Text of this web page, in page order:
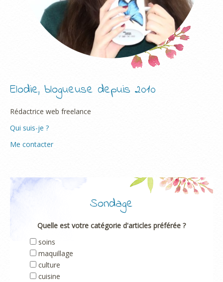
Elodie, blogueuse depuis 2010
Rédactrice web freelance
Qui suis-je ?
Me contacter
Sondage
Quelle est votre catégorie d'articles préférée ?
soins
maquillage
culture
cuisine